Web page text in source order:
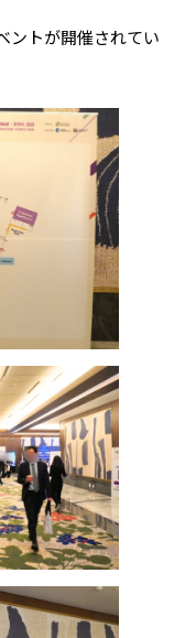
ントが開催されてい